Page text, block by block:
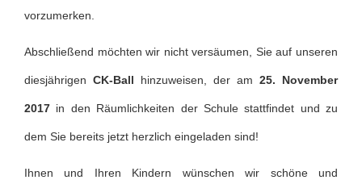
vorzumerken.
Abschließend möchten wir nicht versäumen, Sie auf unseren
diesjährigen CK-Ball hinzuweisen, der am 25. November
2017 in den Räumlichkeiten der Schule stattfindet und zu
dem Sie bereits jetzt herzlich eingeladen sind!
Ihnen und Ihren Kindern wünschen wir schöne und